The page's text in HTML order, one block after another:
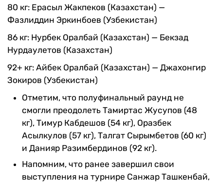
80 кг: Ерасыл Жакпеков (Казахстан) —
Фазлиддин Эркинбоев (Узбекистан)
86 кг: Нурбек Оралбай (Казахстан) — Бекзад
Нурдаулетов (Казахстан)
92+ кг: Айбек Оралбай (Казахстан) — Джахонгир
Зокиров (Узбекистан)
Отметим, что полуфинальный раунд не
смогли преодолеть Тамиртас Жусупов (48
кг), Тимур Кабдешов (54 кг), Оразбек
Асылкулов (57 кг), Талгат Сырымбетов (60 кг)
и Данияр Разимбердинов (92 кг).
Напомним, что ранее завершил свои
выступления на турнире Санжар Ташкенбай,